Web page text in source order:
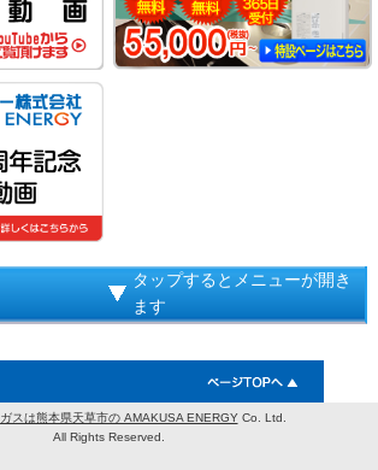
タップするとメニューが開き
ます
ガスは熊本県天草市の AMAKUSA ENERGYCo. Ltd.
All Rights Reserved.